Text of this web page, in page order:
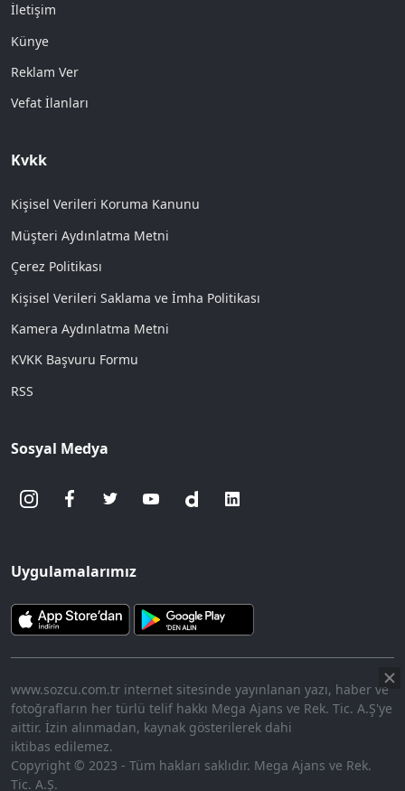
İletişim
Künye
Reklam Ver
Vefat İlanları
Kvkk
Kişisel Verileri Koruma Kanunu
Müşteri Aydınlatma Metni
Çerez Politikası
Kişisel Verileri Saklama ve İmha Politikası
Kamera Aydınlatma Metni
KVKK Başvuru Formu
RSS
Sosyal Medya
Uygulamalarımız
www.sozcu.com.tr internet sitesinde yayınlanan yazı, haber ve
fotoğrafların her türlü telif hakkı Mega Ajans ve Rek. Tic. A.Ş'ye
aittir. İzin alınmadan, kaynak gösterilerek dahi
iktibas edilemez.
Copyright © 2023 - Tüm hakları saklıdır. Mega Ajans ve Rek.
Tic. A.Ş.